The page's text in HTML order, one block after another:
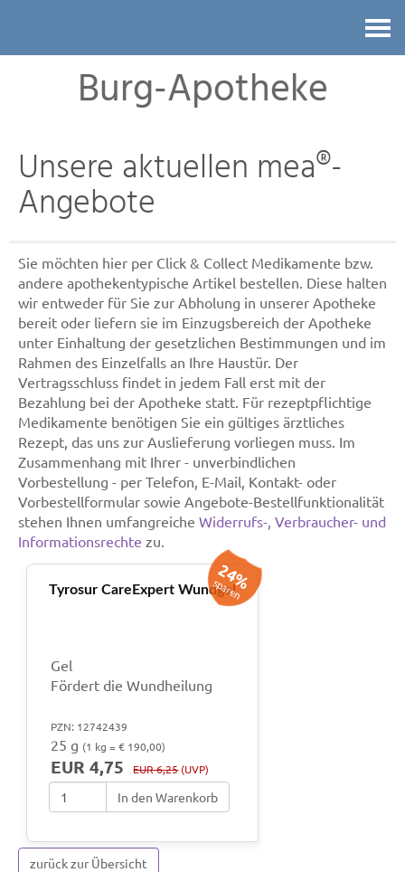
Burg-Apotheke
Unsere aktuellen mea®-
Angebote
Sie möchten hier per Click & Collect Medikamente bzw.
andere apothekentypische Artikel bestellen. Diese halten
wir entweder für Sie zur Abholung in unserer Apotheke
bereit oder liefern sie im Einzugsbereich der Apotheke
unter Einhaltung der gesetzlichen Bestimmungen und im
Rahmen des Einzelfalls an Ihre Haustür. Der
Vertragsschluss findet in jedem Fall erst mit der
Bezahlung bei der Apotheke statt. Für rezeptpflichtige
Medikamente benötigen Sie ein gültiges ärztliches
Rezept, das uns zur Auslieferung vorliegen muss. Im
Zusammenhang mit Ihrer - unverbindlichen
Vorbestellung - per Telefon, E-Mail, Kontakt- oder
Vorbestellformular sowie Angebote-Bestellfunktionalität
stehen Ihnen umfangreiche Widerrufs-, Verbraucher- und
Informationsrechte zu.
Tyrosur CareExpert Wundgel24%
sparen
Gel
Fördert die Wundheilung
PZN: 12742439
25 g (1 kg = € 190,00)
EUR 4,75 EUR 6,25(UVP)
In den Warenkorb
zurück zur Übersicht